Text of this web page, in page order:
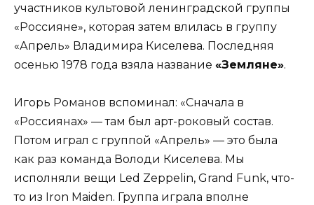
участников культовой ленинградской группы
«Россияне», которая затем влилась в группу
«Апрель» Владимира Киселева. Последняя
осенью 1978 года взяла название «Земляне».
Игорь Романов вспоминал: «Сначала в
«Россиянах» — там был арт-роковый состав.
Потом играл с группой «Апрель» — это была
как раз команда Володи Киселева. Мы
исполняли вещи Led Zeppelin, Grand Funk, что-
то из Iron Maiden. Группа играла вполне